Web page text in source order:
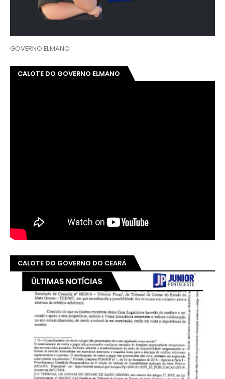
GOVERNO ELMANO
CALOTE DO GOVERNO ELMANO
CALOTE DO GOVERNO DO CEARÁ